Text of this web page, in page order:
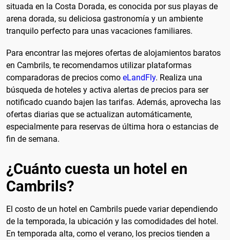
situada en la Costa Dorada, es conocida por sus playas de
arena dorada, su deliciosa gastronomía y un ambiente
tranquilo perfecto para unas vacaciones familiares.
Para encontrar las mejores ofertas de alojamientos baratos
en Cambrils, te recomendamos utilizar plataformas
comparadoras de precios como eLandFly. Realiza una
búsqueda de hoteles y activa alertas de precios para ser
notificado cuando bajen las tarifas. Además, aprovecha las
ofertas diarias que se actualizan automáticamente,
especialmente para reservas de última hora o estancias de
fin de semana.
¿Cuánto cuesta un hotel en
Cambrils?
El costo de un hotel en Cambrils puede variar dependiendo
de la temporada, la ubicación y las comodidades del hotel.
En temporada alta, como el verano, los precios tienden a